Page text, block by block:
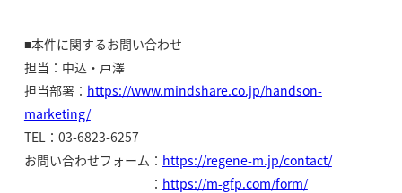
■本件に関するお問い合わせ
担当：中込・戸澤
担当部署： https://www.mindshare.co.jp/handson-
marketing/
TEL：03-6823-6257
お問い合わせフォーム： https://regene-m.jp/contact/
： https://m-gfp.com/form/